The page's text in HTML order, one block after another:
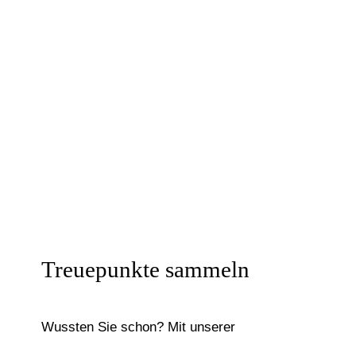
Treuepunkte sammeln
Wussten Sie schon? Mit unserer